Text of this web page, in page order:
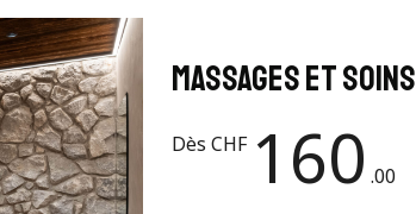
massages et soins
Dès CHF 160 .00